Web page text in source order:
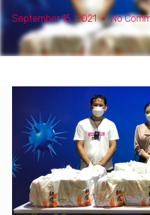
September 15, 2021 No